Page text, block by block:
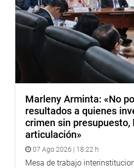
Marleny Arminta: «No
resultados a quienes
crimen sin presupuesto,
articulación»
07 Ago 2026 | 18:22 h
Mesa de trabajo